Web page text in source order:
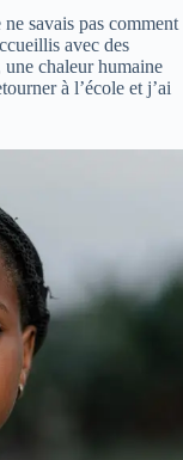
savais pas comment
avec des
chaleur humaine
à l’école et j’ai